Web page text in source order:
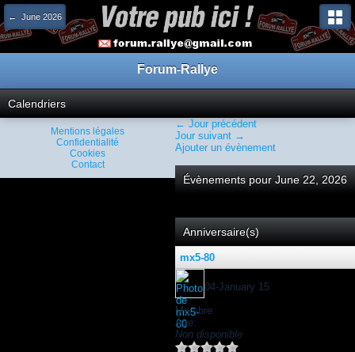
← June 2026
Forum-Rallye
Calendriers
← Jour précédent
Jour suivant →
Ajouter un évènement
Évènements pour June 22, 2026
Anniversaire(s)
mx5-80
:
04-January 15
:
Membre
Âge:
Non disponible
Mentions légales
Confidentialité
Cookies
Contact